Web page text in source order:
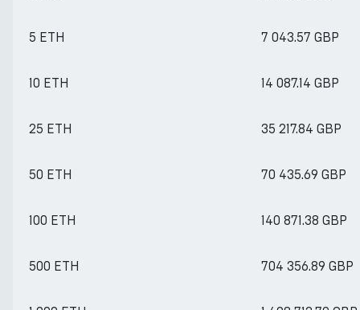
5 ETH 7 043.57 GBP
10 ETH 14 087.14 GBP
25 ETH 35 217.84 GBP
50 ETH 70 435.69 GBP
100 ETH 140 871.38 GBP
500 ETH 704 356.89 GBP